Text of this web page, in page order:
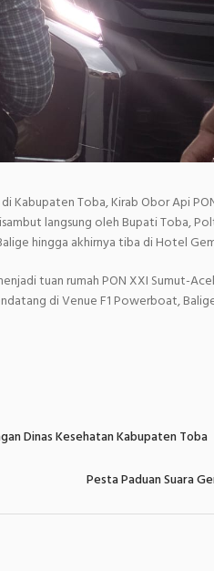
Kabupaten Toba, Kirab Obor Api
langsung oleh Bupati Toba,
hingga akhirnya tiba di Hotel
tuan rumah PON XXI Sumut-
di Venue F1 Powerboat,
Dinas Kesehatan Kabupaten Toba
Pesta Paduan Suara